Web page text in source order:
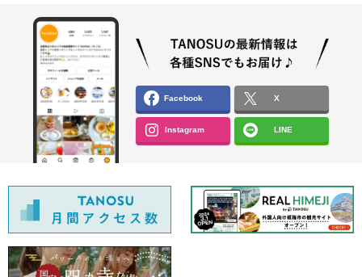
Facebook X
Instagram LINE